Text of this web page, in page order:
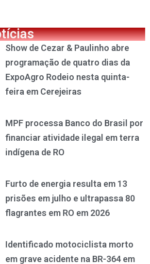
Show de Cezar & Paulinho abre
programação de quatro dias da
ExpoAgro Rodeio nesta quinta-
feira em Cerejeiras
MPF processa Banco do Brasil por
financiar atividade ilegal em terra
indígena de RO
Furto de energia resulta em 13
prisões em julho e ultrapassa 80
flagrantes em RO em 2026
Identificado motociclista morto
em grave acidente na BR-364 em